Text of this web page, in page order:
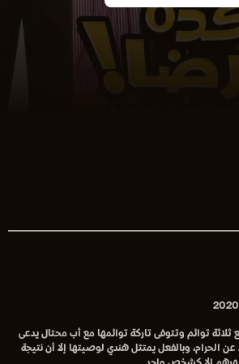
2020
توائم وتتوفى تاركة توائمها مع أب محتال يدعى
عن الحرام، وبالفعل يمتثل هندي لوصيتها إلا أن نتيجة